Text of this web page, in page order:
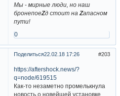
Мы - мирные люди, но наш
бронепоеZд стоит наZапасном
пути!
0
Поделиться 203
22.02.18 17:26
https://aftershock.news/?
q=node/619515
Как-то незаметно промелькнула
новость о новейшей установке